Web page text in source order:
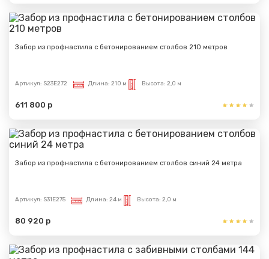
Забор из профнастила с бетонированием столбов 210 метров
Артикул: S23E272 Длина: 210 м Высота: 2,0 м
611 800 р
Забор из профнастила с бетонированием столбов синий 24 метра
Артикул: S31E275 Длина: 24 м Высота: 2,0 м
80 920 р